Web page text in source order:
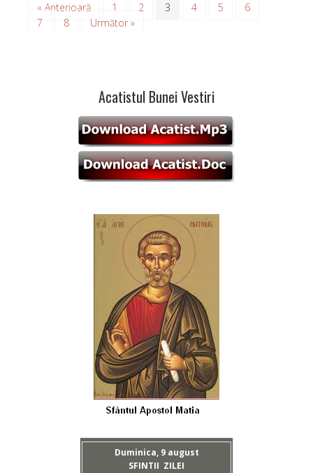
« Anterioară 1 2 3 4 5
6
7
8 Următor »
Acatistul Bunei Vestiri
Duminica, 9 august
SFINTII ZILEI